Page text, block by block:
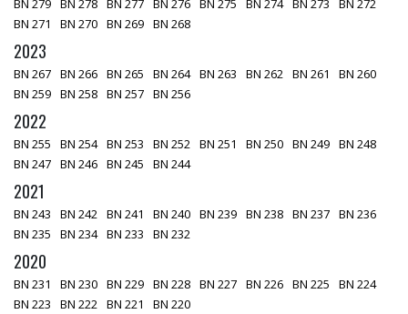
BN 279 BN 278 BN 277 BN 276 BN 275 BN 274 BN 273
BN 272
BN 271
BN 270 BN 269 BN 268
2023
BN 267 BN 266 BN 265 BN 264 BN 263 BN 262 BN 261
BN 260
BN 259 BN 258 BN 257 BN 256
2022
BN 255 BN 254 BN 253 BN 252 BN 251 BN 250 BN 249 BN 248
BN 247 BN 246 BN 245 BN 244
2021
BN 243 BN 242 BN 241 BN 240 BN 239 BN 238 BN 237 BN 236
BN 235
BN 234 BN 233 BN 232
2020
BN 231 BN 230 BN 229 BN 228 BN 227 BN 226 BN 225
BN 224
BN 223
BN 222 BN 221 BN 220